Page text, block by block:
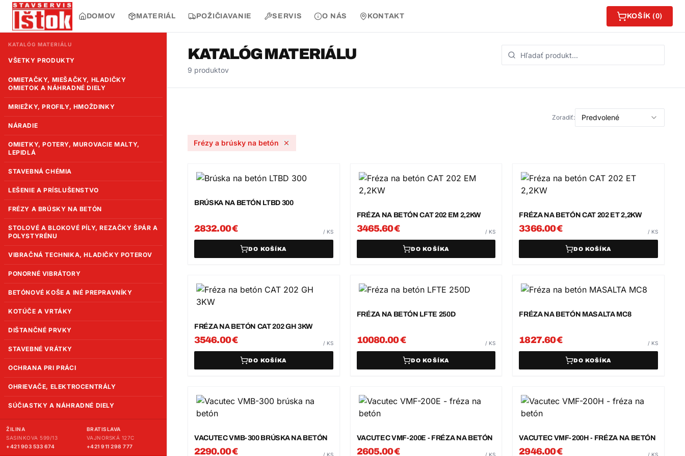
DOMOV MATERIÁL POŽIČIAVANIE SERVIS O NÁS KONTAKT KOŠÍK (0)
KATALÓG MATERIÁLU
VŠETKY PRODUKTY
OMIETAČKY, MIEŠAČKY, HLADIČKY
OMIETOK A NÁHRADNÉ DIELY
MRIEŽKY, PROFILY, HMOŽDINKY
NÁRADIE
OMIETKY, POTERY, MUROVACIE MALTY,
LEPIDLÁ
STAVEBNÁ CHÉMIA
LEŠENIE A PRÍSLUŠENSTVO
FRÉZY A BRÚSKY NA BETÓN
STOLOVÉ A BLOKOVÉ PÍLY, REZAČKY ŠPÁR A
POLYSTYRÉNU
VIBRAČNÁ TECHNIKA, HLADIČKY POTEROV
PONORNÉ VIBRÁTORY
BETÓNOVÉ KOŠE A INÉ PREPRAVNÍKY
KOTÚČE A VRTÁKY
DIŠTANČNÉ PRVKY
STAVEBNÉ VRÁTKY
OCHRANA PRI PRÁCI
OHRIEVAČE, ELEKTROCENTRÁLY
SÚČIASTKY A NÁHRADNÉ DIELY
ŽILINA
SASINKOVA 599/13
+421 903 533 674
BRATISLAVA
VAJNORSKÁ 127C
+421 911 298 777
KATALÓG MATERIÁLU
9 produktov
Zoradiť: Predvolené
Frézy a brúsky na betón
BRÚSKA NA BETÓN LTBD 300
2832.00€ / KS
DO KOŠÍKA
FRÉZA NA BETÓN CAT 202 EM 2,2KW
3465.60€ / KS
DO KOŠÍKA
FRÉZA NA BETÓN CAT 202 ET 2,2KW
3366.00€ / KS
DO KOŠÍKA
FRÉZA NA BETÓN CAT 202 GH 3KW
3546.00€ / KS
DO KOŠÍKA
FRÉZA NA BETÓN LFTE 250D
10080.00€ / KS
DO KOŠÍKA
FRÉZA NA BETÓN MASALTA MC8
1827.60€ / KS
DO KOŠÍKA
VACUTEC VMB-300 BRÚSKA NA BETÓN
2290.00€ / KS
VACUTEC VMF-200E - FRÉZA NA BETÓN
2605.00€ / KS
VACUTEC VMF-200H - FRÉZA NA BETÓN
2946.00€ / KS